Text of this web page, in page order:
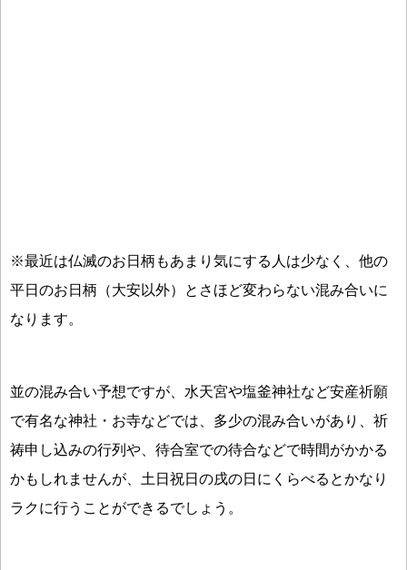
※最近は仏滅のお日柄もあまり気にする人は少なく、他の
平日のお日柄（大安以外）とさほど変わらない混み合いに
なります。
並の混み合い予想ですが、水天宮や塩釜神社など安産祈願
で有名な神社・お寺などでは、多少の混み合いがあり、祈
祷申し込みの行列や、待合室での待合などで時間がかかる
かもしれませんが、土日祝日の戌の日にくらべるとかなり
ラクに行うことができるでしょう。